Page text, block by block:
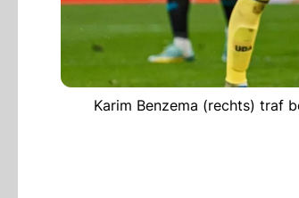
Karim Benzema (rechts) traf